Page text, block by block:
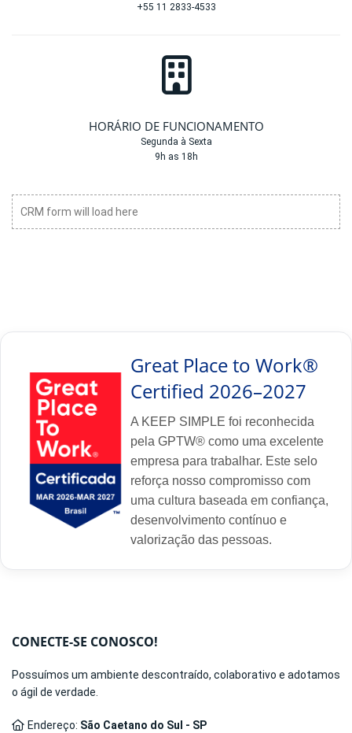
+55 11 2833-4533
HORÁRIO DE FUNCIONAMENTO
Segunda à Sexta
9h as 18h
CRM form will load here
Great Place to Work®
Certified 2026–2027
A KEEP SIMPLE foi reconhecida
pela GPTW® como uma excelente
empresa para trabalhar. Este selo
reforça nosso compromisso com
uma cultura baseada em confiança,
desenvolvimento contínuo e
valorização das pessoas.
CONECTE-SE CONOSCO!
Possuímos um ambiente descontraído, colaborativo e adotamos
o ágil de verdade.
Endereço: São Caetano do Sul - SP